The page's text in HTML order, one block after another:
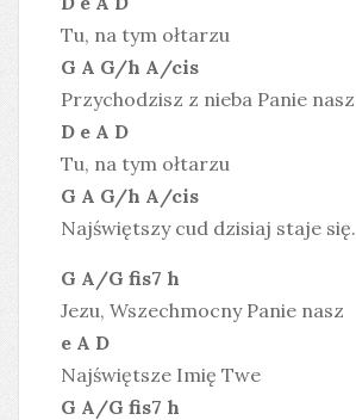
Tu, na tym ołtarzu
G A G/h A/cis
Przychodzisz z nieba Panie nasz
D e A D
Tu, na tym ołtarzu
G A G/h A/cis
Najświętszy cud dzisiaj staje się.
G A/G fis7 h
Jezu, Wszechmocny Panie nasz
e A D
Najświętsze Imię Twe
G A/G fis7 h